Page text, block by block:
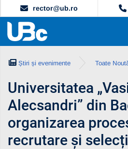
rector@ub.ro
Știri și evenimente Toate
Universitatea
Alecsandri” din
organizarea
recrutare și